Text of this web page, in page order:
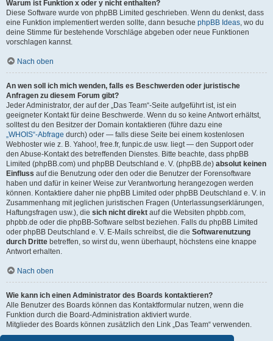
Warum ist Funktion x oder y nicht enthalten?
Diese Software wurde von phpBB Limited geschrieben. Wenn du denkst, dass
eine Funktion implementiert werden sollte, dann besuche phpBB Ideas, wo du
deine Stimme für bestehende Vorschläge abgeben oder neue Funktionen
vorschlagen kannst.
Nach oben
An wen soll ich mich wenden, falls es Beschwerden oder juristische
Anfragen zu diesem Forum gibt?
Jeder Administrator, der auf der „Das Team“-Seite aufgeführt ist, ist ein
geeigneter Kontakt für deine Beschwerde. Wenn du so keine Antwort erhältst,
solltest du den Besitzer der Domain kontaktieren (führe dazu eine
„WHOIS“-Abfrage durch) oder — falls diese Seite bei einem kostenlosen
Webhoster wie z. B. Yahoo!, free.fr, funpic.de usw. liegt — den Support oder
den Abuse-Kontakt des betreffenden Dienstes. Bitte beachte, dass phpBB
Limited (phpBB.com) und phpBB Deutschland e. V. (phpBB.de) absolut keinen
Einfluss auf die Benutzung oder den oder die Benutzer der Forensoftware
haben und dafür in keiner Weise zur Verantwortung herangezogen werden
können. Kontaktiere daher nie phpBB Limited oder phpBB Deutschland e. V. in
Zusammenhang mit jeglichen juristischen Fragen (Unterlassungserklärungen,
Haftungsfragen usw.), die sich nicht direkt auf die Websiten phpbb.com,
phpbb.de oder die phpBB-Software selbst beziehen. Falls du phpBB Limited
oder phpBB Deutschland e. V. E-Mails schreibst, die die Softwarenutzung
durch Dritte betreffen, so wirst du, wenn überhaupt, höchstens eine knappe
Antwort erhalten.
Nach oben
Wie kann ich einen Administrator des Boards kontaktieren?
Alle Benutzer des Boards können das Kontaktformular nutzen, wenn die
Funktion durch die Board-Administration aktiviert wurde.
Mitglieder des Boards können zusätzlich den Link „Das Team“ verwenden.